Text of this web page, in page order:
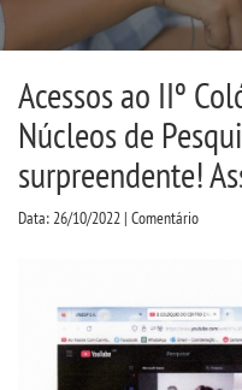
INFRAESTRUTURA
CPA
CPSA
CURSOS
Acessos ao IIº
Núcleos de
surpreendente!
Data: 26/10/2022 | Comentário